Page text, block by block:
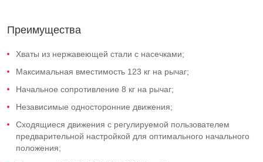
Преимущества
Хваты из нержавеющей стали с насечками;
Максимальная вместимость 123 кг на рычаг;
Начальное сопротивление 8 кг на рычаг;
Независимые односторонние движения;
Сходящиеся движения с регулируемой пользователем
предварительной настройкой для оптимального начального
положения;